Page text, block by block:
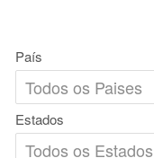
País
Estados